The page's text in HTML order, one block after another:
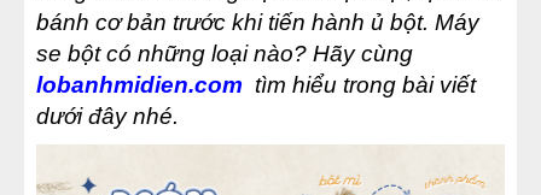
bánh cơ bản trước khi tiến hành ủ bột. Máy
se bột có những loại nào? Hãy cùng
lobanhmidien.com tìm hiểu trong bài viết
dưới đây nhé.